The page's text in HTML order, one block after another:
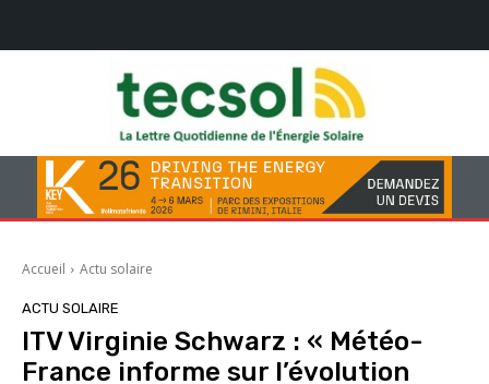
Accueil Actu solaire
ACTU SOLAIRE
ITV Virginie Schwarz : « Météo-
France informe sur l’évolution